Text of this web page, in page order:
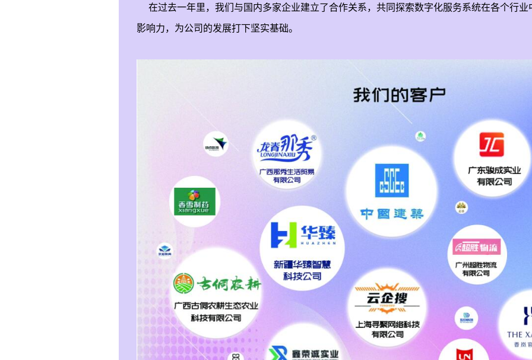
在过去一年里，我们与国内多家企业建立了合作关系，共同探索数字化服务系统在各个行业
影响力，为公司的发展打下坚实基础。